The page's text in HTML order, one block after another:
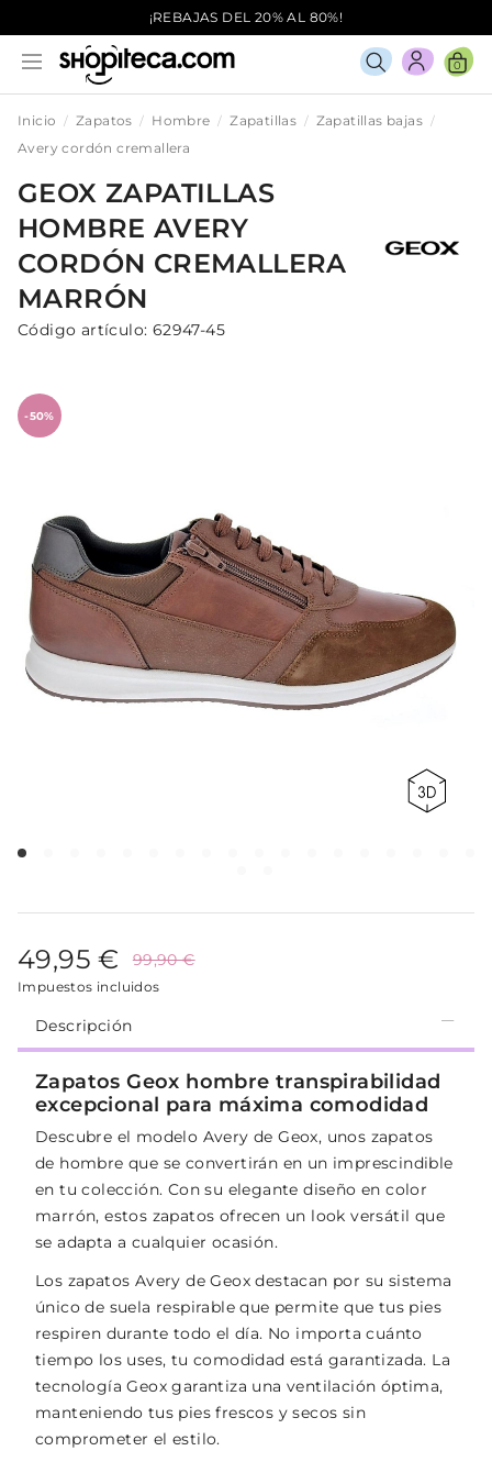
¡REBAJAS DEL 20% AL 80%!
0
Inicio Zapatos Hombre Zapatillas
Zapatillas bajas
Avery cordón cremallera
GEOX ZAPATILLAS
HOMBRE AVERY
CORDÓN CREMALLERA
MARRÓN
Código artículo: 62947-45
-50%
49,95 € 99,90 €
Impuestos incluidos
Descripción
Zapatos Geox hombre transpirabilidad
excepcional para máxima comodidad
Descubre el modelo Avery de Geox, unos zapatos
de hombre que se convertirán en un imprescindible
en tu colección. Con su elegante diseño en color
marrón, estos zapatos ofrecen un look versátil que
se adapta a cualquier ocasión.
Los zapatos Avery de Geox destacan por su sistema
único de suela respirable que permite que tus pies
respiren durante todo el día. No importa cuánto
tiempo los uses, tu comodidad está garantizada. La
tecnología Geox garantiza una ventilación óptima,
manteniendo tus pies frescos y secos sin
comprometer el estilo.